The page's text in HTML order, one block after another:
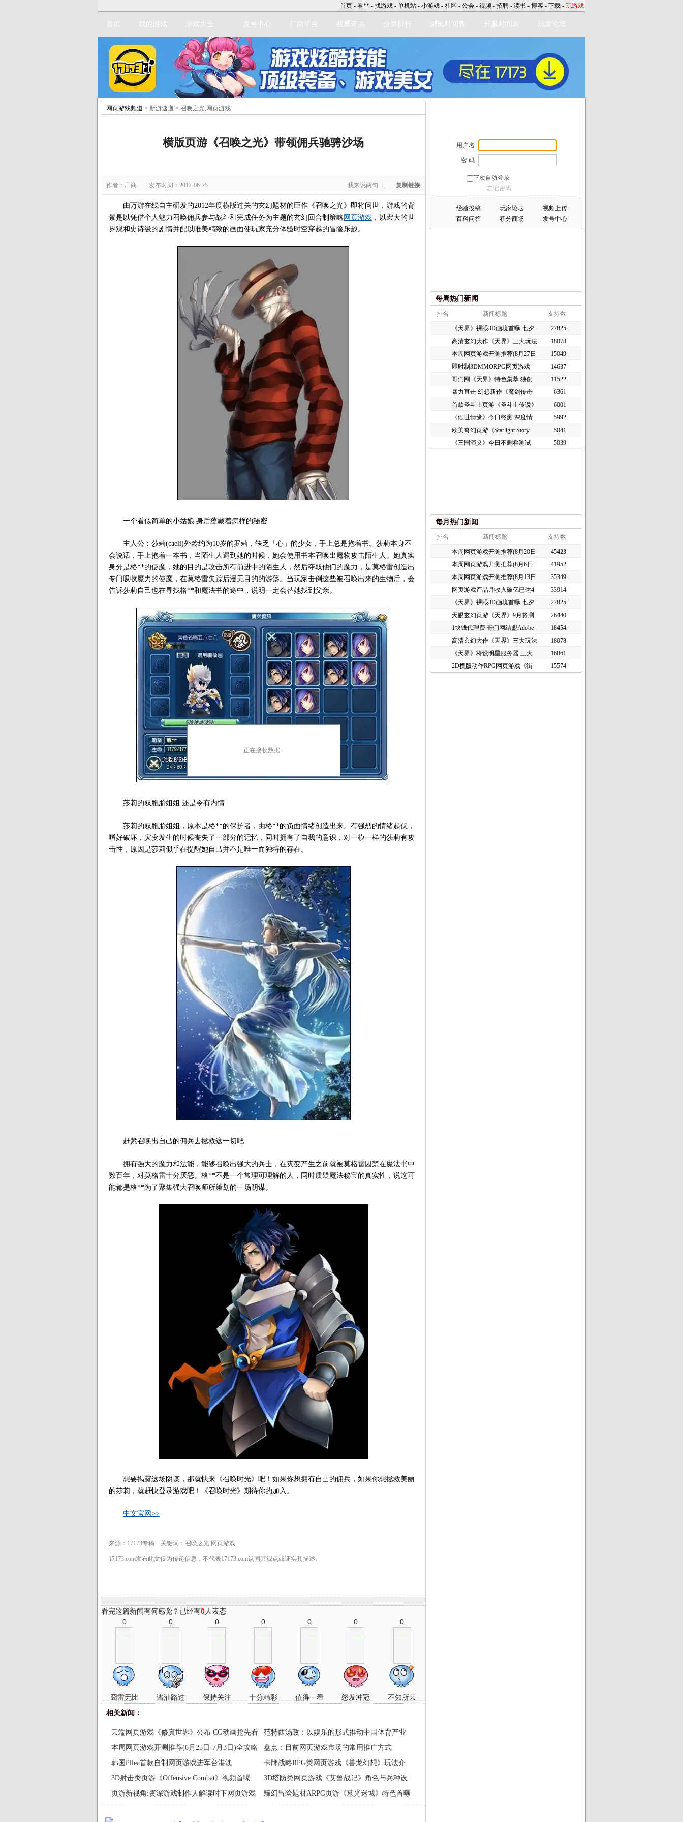
首页 - 看** - 找游戏 - 单机站 - 小游戏 - 社区 - 公会 - 视频 - 招聘 - 读书 - 博客 - 下载 - 玩游戏
首页 我的游戏 游戏大全 发号中心 厂商平台 权威评测 分类排行 测试时间表 开服时间表 玩家论坛
网页游戏频道 > 新游速递 > 召唤之光,网页游戏
横版页游《召唤之光》带领佣兵驰骋沙场
作者：厂商 发布时间：2012-06-25 我来说两句 复制链接
由万游在线自主研发的2012年度横版过关的玄幻题材的巨作《召唤之光》即将问世，游戏的背
景是以凭借个人魅力召唤佣兵参与战斗和完成任务为主题的玄幻回合制策略网页游戏 ，以宏大的世
界观和史诗级的剧情并配以唯美精致的画面使玩家充分体验时空穿越的冒险乐趣。
一个看似简单的小姑娘 身后蕴藏着怎样的秘密
主人公：莎莉(caeli)外龄约为10岁的罗莉，缺乏「心」的少女，手上总是抱着书。莎莉本身不
会说话，手上抱着一本书，当陌生人遇到她的时候，她会使用书本召唤出魔物攻击陌生人。她真实
身分是格**的使魔，她的目的是攻击所有前进中的陌生人，然后夺取他们的魔力，是莫格雷创造出
专门吸收魔力的使魔，在莫格雷失踪后漫无目的的游荡。当玩家击倒这些被召唤出来的生物后，会
告诉莎莉自己也在寻找格**和魔法书的途中，说明一定会替她找到父亲。
莎莉的双胞胎姐姐 还是令有内情
莎莉的双胞胎姐姐，原本是格**的保护者，由格**的负面情绪创造出来。有强烈的情绪起伏，
嗜好破坏，灾变发生的时候丧失了一部分的记忆，同时拥有了自我的意识，对一模一样的莎莉有攻
击性，原因是莎莉似乎在提醒她自己并不是唯一而独特的存在。
赶紧召唤出自己的佣兵去拯救这一切吧
拥有强大的魔力和法能，能够召唤出强大的兵士，在灾变产生之前就被莫格雷囚禁在魔法书中
数百年，对莫格雷十分厌恶。格**不是一个常理可理解的人，同时质疑魔法秘宝的真实性，说这可
能都是格**为了聚集强大召唤师所策划的一场阴谋。
想要揭露这场阴谋，那就快来《召唤时光》吧！如果你想拥有自己的佣兵，如果你想拯救美丽
的莎莉，就赶快登录游戏吧！《召唤时光》期待你的加入。
中文官网>>
来源：17173专稿 关键词：召唤之光,网页游戏
17173.com发布此文仅为传递信息，不代表17173.com认同其观点或证实其描述。
看完这篇新闻有何感觉？已经有0人表态
0
囧雷无比
0
酱油路过
0
保持关注
0
十分精彩
0
值得一看
0
怒发冲冠
0
不知所云
正在接收数据...
相关新闻：
云端网页游戏《修真世界》公布 CG动画抢先看
范特西汤政：以娱乐的形式推动中国体育产业
本周网页游戏开测推荐(6月25日-7月3日)全攻略
盘点：目前网页游戏市场的常用推广方式
韩国Pllea首款自制网页游戏进军台港澳
卡牌战略RPG类网页游戏《兽龙幻想》玩法介
绍
3D射击类页游《Offensive Combat》视频首曝
3D塔防类网页游戏《艾鲁战记》角色与兵种设
定
页游新视角:资深游戏制作人解读时下网页游戏 臻幻冒险题材ARPG页游《墓光迷城》特色首曝
立即注册
用户名
密 码
下次自动登录
忘记密码
经验投稿 玩家论坛
视频上传
百科问答
积分商场 发号中心
每周热门新闻
排名 新闻标题 支持数
《天界》裸眼3D画境首曝 七夕
27825
高清玄幻大作《天界》三大玩法
18078
本周网页游戏开测推荐(8月27日
15049
即时制3DMMORPG网页游戏
《谜境
14637
哥们网《天界》特色集萃 独创
11522
暴力直击 幻想新作《魔剑传奇
6361
首款圣斗士页游《圣斗士传说》
6001
《倾世情缘》今日终测 深度情
5992
欧美奇幻页游《Starlight Story
5041
《三国演义》今日不删档测试
5039
每月热门新闻
排名 新闻标题 支持数
本周网页游戏开测推荐(8月20日
45423
本周网页游戏开测推荐(8月6日-
41952
本周网页游戏开测推荐(8月13日
35349
网页游戏产品月收入破亿已达4
33914
《天界》裸眼3D画境首曝 七夕
27825
天眼玄幻页游《天界》9月将测
26440
1块钱代理费 哥们网结盟Adobe
18454
高清玄幻大作《天界》三大玩法
18078
《天界》将设明星服务器 三大
16861
2D横版动作RPG网页游戏《街
15574